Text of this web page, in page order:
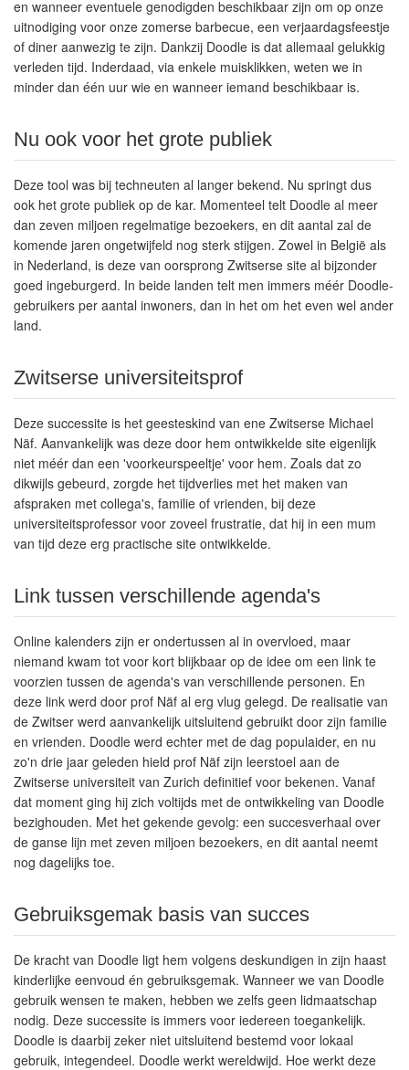
en wanneer eventuele genodigden beschikbaar zijn om op onze
uitnodiging voor onze zomerse barbecue, een verjaardagsfeestje
of diner aanwezig te zijn. Dankzij Doodle is dat allemaal gelukkig
verleden tijd. Inderdaad, via enkele muisklikken, weten we in
minder dan één uur wie en wanneer iemand beschikbaar is.
Nu ook voor het grote publiek
Deze tool was bij techneuten al langer bekend. Nu springt dus
ook het grote publiek op de kar. Momenteel telt Doodle al meer
dan zeven miljoen regelmatige bezoekers, en dit aantal zal de
komende jaren ongetwijfeld nog sterk stijgen. Zowel in België als
in Nederland, is deze van oorsprong Zwitserse site al bijzonder
goed ingeburgerd. In beide landen telt men immers méér Doodle-
gebruikers per aantal inwoners, dan in het om het even wel ander
land.
Zwitserse universiteitsprof
Deze successite is het geesteskind van ene Zwitserse Michael
Näf. Aanvankelijk was deze door hem ontwikkelde site eigenlijk
niet méér dan een 'voorkeurspeeltje' voor hem. Zoals dat zo
dikwijls gebeurd, zorgde het tijdverlies met het maken van
afspraken met collega's, familie of vrienden, bij deze
universiteitsprofessor voor zoveel frustratie, dat hij in een mum
van tijd deze erg practische site ontwikkelde.
Link tussen verschillende agenda's
Online kalenders zijn er ondertussen al in overvloed, maar
niemand kwam tot voor kort blijkbaar op de idee om een link te
voorzien tussen de agenda's van verschillende personen. En
deze link werd door prof Näf al erg vlug gelegd. De realisatie van
de Zwitser werd aanvankelijk uitsluitend gebruikt door zijn familie
en vrienden. Doodle werd echter met de dag populaider, en nu
zo'n drie jaar geleden hield prof Näf zijn leerstoel aan de
Zwitserse universiteit van Zurich definitief voor bekenen. Vanaf
dat moment ging hij zich voltijds met de ontwikkeling van Doodle
bezighouden. Met het gekende gevolg: een succesverhaal over
de ganse lijn met zeven miljoen bezoekers, en dit aantal neemt
nog dagelijks toe.
Gebruiksgemak basis van succes
De kracht van Doodle ligt hem volgens deskundigen in zijn haast
kinderlijke eenvoud én gebruiksgemak. Wanneer we van Doodle
gebruik wensen te maken, hebben we zelfs geen lidmaatschap
nodig. Deze successite is immers voor iedereen toegankelijk.
Doodle is daarbij zeker niet uitsluitend bestemd voor lokaal
gebruik, integendeel. Doodle werkt wereldwijd. Hoe werkt deze